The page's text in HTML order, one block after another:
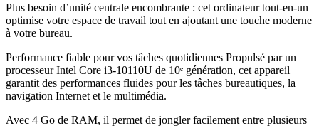
Plus besoin d’unité centrale encombrante : cet ordinateur tout-en-un
optimise votre espace de travail tout en ajoutant une touche moderne
à votre bureau.
Performance fiable pour vos tâches quotidiennes Propulsé par un
processeur Intel Core i3-10110U de 10ᵉ génération, cet appareil
garantit des performances fluides pour les tâches bureautiques, la
navigation Internet et le multimédia.
Avec 4 Go de RAM, il permet de jongler facilement entre plusieurs